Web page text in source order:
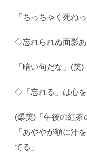
「ちっちゃく死ね
◇忘れられぬ面影
「暗い句だな」(笑)
◇「忘れる」は心
(爆笑)「午後の紅
「あややが額に汗
てる」